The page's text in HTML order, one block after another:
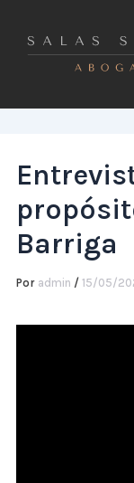
contenido
Barriga
Por admin /15/05/